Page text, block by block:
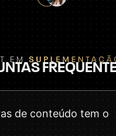
de conteúdo tem o